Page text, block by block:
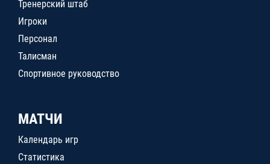
Тренерский штаб
Игроки
Персонал
Талисман
Спортивное руководство
МАТЧИ
Календарь игр
Статистика